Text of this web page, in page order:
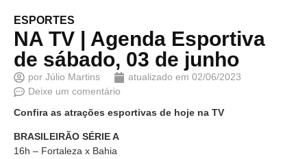
ESPORTES
NA TV | Agenda Esportiva
de sábado, 03 de junho
por Júlio Martins atualizado em 02/06/2023
Deixe um comentário
Confira as atrações esportivas de hoje na TV
BRASILEIRÃO SÉRIE A
16h – Fortaleza x Bahia